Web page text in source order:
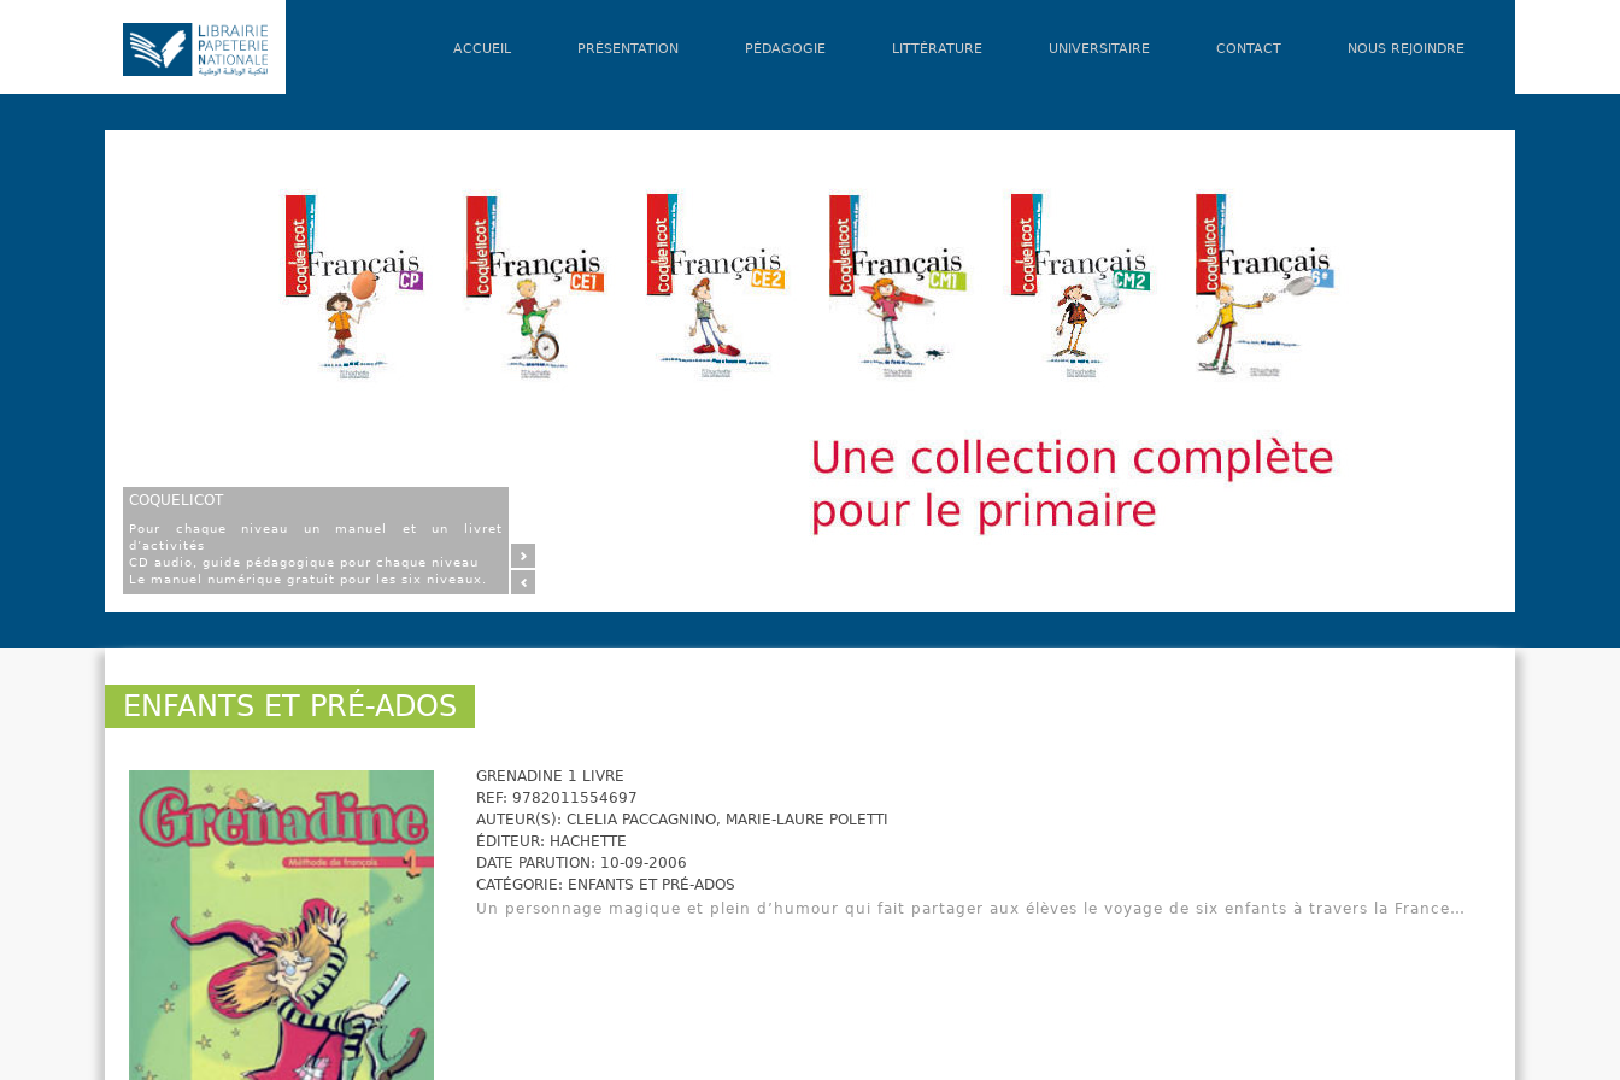
ACCUEIL PRÉSENTATION PÉDAGOGIE LITTÉRATURE UNIVERSITAIRE CONTACT NOUS REJOINDRE
COQUELICOT
Pour chaque niveau un manuel et un livret
d’activités
CD audio, guide pédagogique pour chaque niveau
Le manuel numérique gratuit pour les six niveaux.
ENFANTS ET PRÉ-ADOS
GRENADINE 1 LIVRE
REF: 9782011554697
AUTEUR(S): CLELIA PACCAGNINO, MARIE-LAURE POLETTI
ÉDITEUR: HACHETTE
DATE PARUTION: 10-09-2006
CATÉGORIE: ENFANTS ET PRÉ-ADOS
Un personnage magique et plein d’humour qui fait partager aux élèves le voyage de six enfants à travers la France…